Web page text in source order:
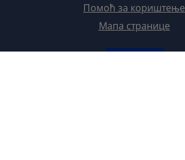
Помоћ за кориштење
Мапа странице